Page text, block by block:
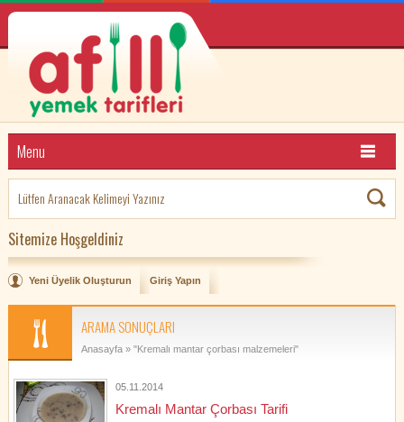
Menu
Sitemize Hoşgeldiniz
Yeni Üyelik Oluşturun Giriş Yapın
ARAMA SONUÇLARI
Anasayfa» "Kremalı mantar çorbası malzemeleri"
05.11.2014
Kremalı Mantar Çorbası Tarifi